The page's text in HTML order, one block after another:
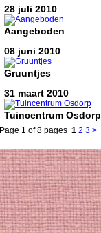
28 juli 2010
Aangeboden
08 juni 2010
Gruuntjes
31 maart 2010
Tuincentrum Osdorp
Page 1 of 8 pages 1 2 3 >